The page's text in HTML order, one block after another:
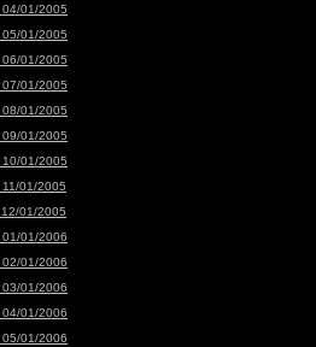
01/2005
01/2005
01/2005
01/2005
01/2005
01/2005
01/2005
01/2005
01/2005
01/2006
01/2006
01/2006
01/2006
01/2006